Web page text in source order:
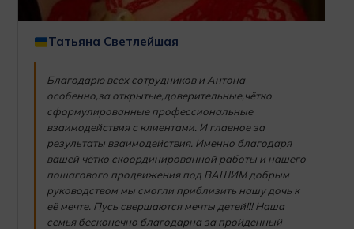
Татьяна Светлейшая
Благодарю всех сотрудников и Антона
особенно,за открытые,доверительные,чётко
сформулированные профессиональные
взаимодействия с клиентами. И главное за
результаты взаимодействия. Именно благодаря
вашей чётко скоординированной работы и нашего
пошагового продвижения под ВАШИМ добрым
руководством мы смогли приблизить нашу дочь к
её мечте. Пусь свершаются мечты детей!!! Наша
семья бесконечно благодарна за пройденный